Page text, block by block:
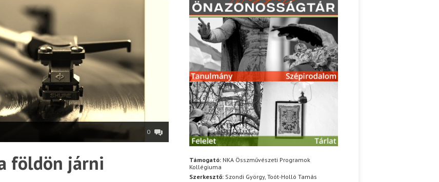
0
földön járni Támogató: NKA Összművészeti Programok
Kollégiuma
Szerkesztő: Szondi György, Toót-Holló Tamás